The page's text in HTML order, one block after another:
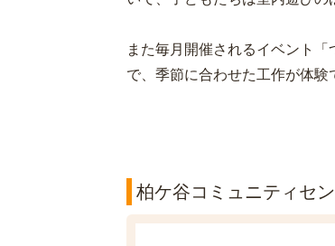
また毎月開催されるイベント
で、季節に合わせた工作が体験
柏ケ谷コミュニティセ